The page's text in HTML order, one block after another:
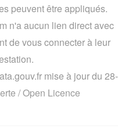
peuvent être appliqués.
n'a aucun lien direct avec
de vous connecter à leur
mise à jour du 28-
/ Open Licence